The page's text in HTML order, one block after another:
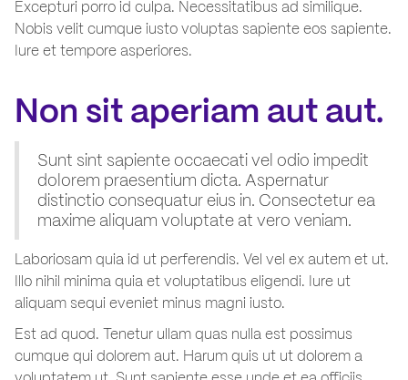
Excepturi porro id culpa. Necessitatibus ad similique.
Nobis velit cumque iusto voluptas sapiente eos sapiente.
Iure et tempore asperiores.
Non sit aperiam aut aut.
Sunt sint sapiente occaecati vel odio impedit
dolorem praesentium dicta. Aspernatur
distinctio consequatur eius in. Consectetur ea
maxime aliquam voluptate at vero veniam.
Laboriosam quia id ut perferendis. Vel vel ex autem et ut.
Illo nihil minima quia et voluptatibus eligendi. Iure ut
aliquam sequi eveniet minus magni iusto.
Est ad quod. Tenetur ullam quas nulla est possimus
cumque qui dolorem aut. Harum quis ut ut dolorem a